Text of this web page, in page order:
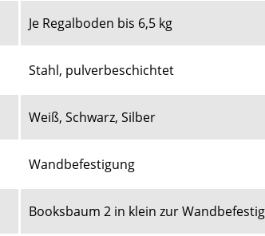
Je Regalboden bis 6,5 kg
Stahl, pulverbeschichtet
Weiß, Schwarz, Silber
Wandbefestigung
Booksbaum 2 in klein zur